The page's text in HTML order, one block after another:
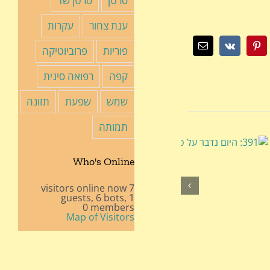
Pinterest
Vk
כתובת
ענת צחור
עקרות
פוריות
פרוביוטיקה
קפה
רפואה סינית
שמש
שפעת
תזונה
תמותה
Who's Online
7 visitors online now
1 guests,
6 bots,
0 members
Map of Visitors